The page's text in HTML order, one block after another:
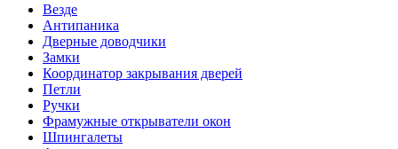
Везде
Антипаника
Дверные доводчики
Замки
Координатор закрывания дверей
Петли
Ручки
Фрамужные открыватели окон
Шпингалеты